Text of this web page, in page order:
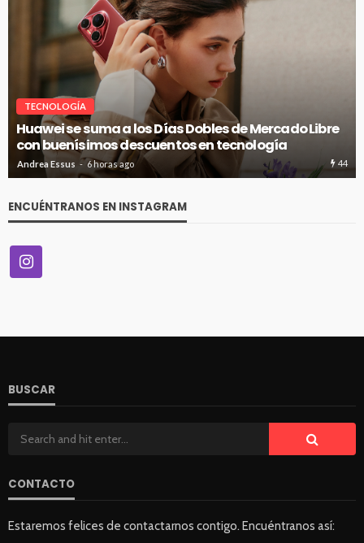
VITRINA
SNOBBY INAUGURA SU PRIMER FLAGSHIP EN CENCO
COSTANERA
Andrea Essus 6 horas ago 48
ENCUÉNTRANOS EN INSTAGRAM
BUSCAR
CONTACTO
Estaremos felices de contactarnos contigo. Encuéntranos así: